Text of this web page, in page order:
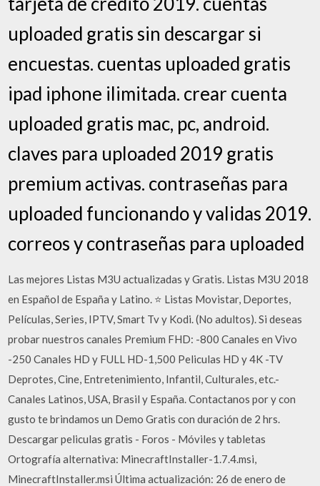
uploaded gratis sin descargar si
encuestas. cuentas uploaded gratis
ipad iphone ilimitada. crear cuenta
uploaded gratis mac, pc, android.
claves para uploaded 2019 gratis
premium activas. contraseñas para
uploaded funcionando y validas 2019.
correos y contraseñas para uploaded
Las mejores Listas M3U actualizadas y Gratis. Listas M3U 2018
en Español de España y Latino. ⭐ Listas Movistar, Deportes,
Películas, Series, IPTV, Smart Tv y Kodi. (No adultos). Si deseas
probar nuestros canales Premium FHD: -800 Canales en Vivo
-250 Canales HD y FULL HD-1,500 Peliculas HD y 4K -TV
Deprotes, Cine, Entretenimiento, Infantil, Culturales, etc.-
Canales Latinos, USA, Brasil y España. Contactanos por y con
gusto te brindamos un Demo Gratis con duración de 2 hrs.
Descargar peliculas gratis - Foros - Móviles y tabletas
Ortografía alternativa: MinecraftInstaller-1.7.4.msi,
MinecraftInstaller.msi Última actualización: 26 de enero de